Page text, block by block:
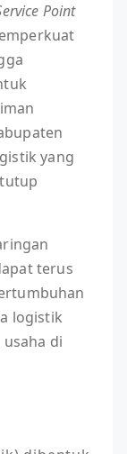
Point
yang
terus
logistik
di